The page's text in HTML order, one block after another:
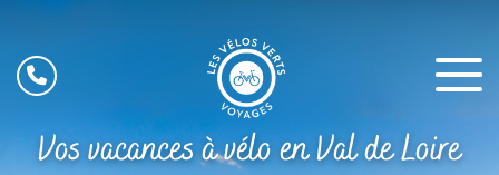
Vos vacances à vélo en Val de Loire